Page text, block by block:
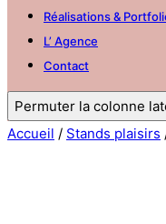
Réalisations &
L’ Agence
Contact
Permuter la colonne
Accueil / Stands plaisirs